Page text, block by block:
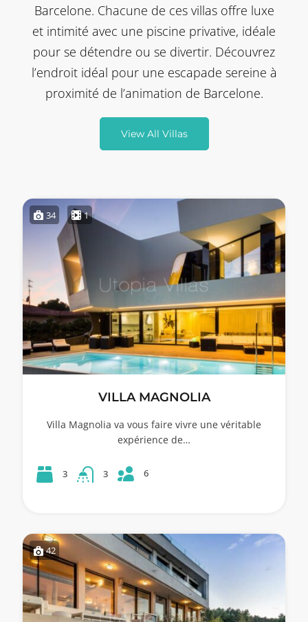
Barcelone. Chacune de ces villas offre luxe
et intimité avec une piscine privative, idéale
pour se détendre ou se divertir. Découvrez
l’endroit idéal pour une escapade sereine à
proximité de l’animation de Barcelone.
View All Villas
34 1
VILLA MAGNOLIA
Villa Magnolia va vous faire vivre une véritable
expérience de…
3 3 6
42